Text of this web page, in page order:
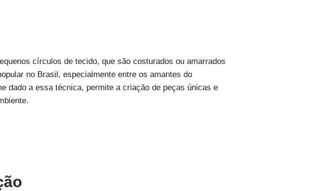
círculos de tecido, que são costurados ou amarrados
no Brasil, especialmente entre os amantes do
dado a essa técnica, permite a criação de peças únicas e